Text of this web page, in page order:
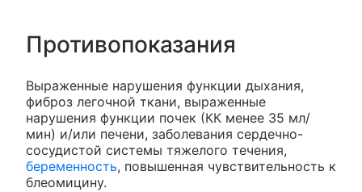
Противопоказания
Выраженные нарушения функции дыхания,
фиброз легочной ткани, выраженные
нарушения функции почек (КК менее 35 мл/
мин) и/или печени, заболевания сердечно-
сосудистой системы тяжелого течения,
беременность, повышенная чувствительность к
блеомицину.